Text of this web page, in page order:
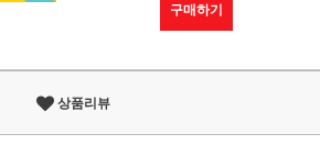
구매하기
상품리뷰